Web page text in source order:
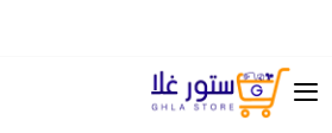
ستور غلا